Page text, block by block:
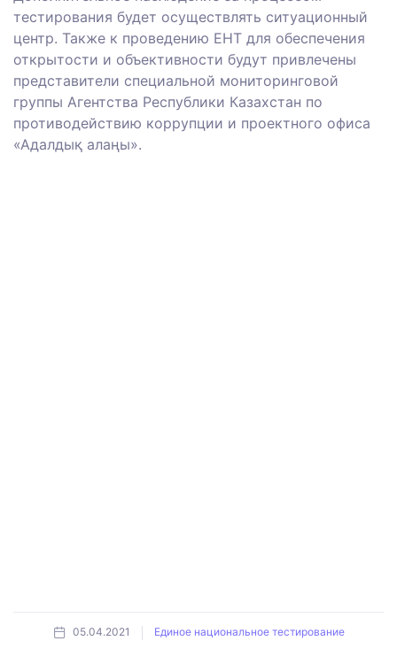
тестирования будет осуществлять ситуационный
центр. Также к проведению ЕНТ для обеспечения
открытости и объективности будут привлечены
представители специальной мониторинговой
группы Агентства Республики Казахстан по
противодействию коррупции и проектного офиса
«Адалдық алаңы».
05.04.2021 Единое национальное тестирование